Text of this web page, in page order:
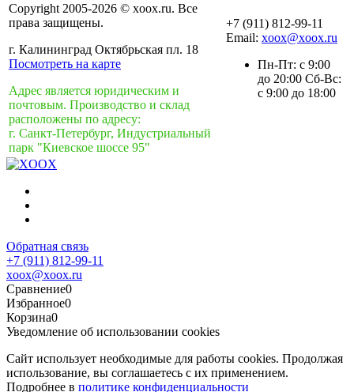
Copyright 2005-2026 © xoox.ru. Все
права защищены.
г. Калининград Октябрьская пл. 18
Посмотреть на карте
Адрес является юридическим и
почтовым. Производство и склад
расположены по адресу:
г. Санкт-Петербург, Индустриальный
парк "Киевское шоссе 95"
+7 (911) 812-99-11
Email: xoox@xoox.ru
Пн-Пт: с 9:00
до 20:00 Сб-Вс:
с 9:00 до 18:00
Обратная связь
+7 (911) 812-99-11
xoox@xoox.ru
Сравнение0
Избранное0
Корзина0
Уведомление об использовании cookies
Сайт использует необходимые для работы cookies. Продолжая
использование, вы соглашаетесь с их применением.
Подробнее в политике конфиденциальности